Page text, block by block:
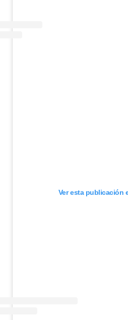
Ver esta publicación